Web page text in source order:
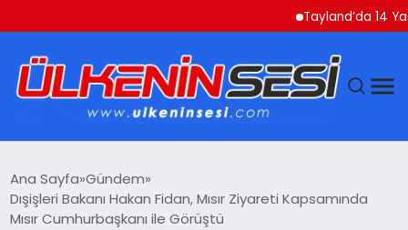
Tayland’da 14
EKONOMI
Ana Sayfa Gündem
Dışişleri Bakanı Hakan Fidan, Mısır Ziyareti Kapsamında
Mısır Cumhurbaşkanı ile Görüştü